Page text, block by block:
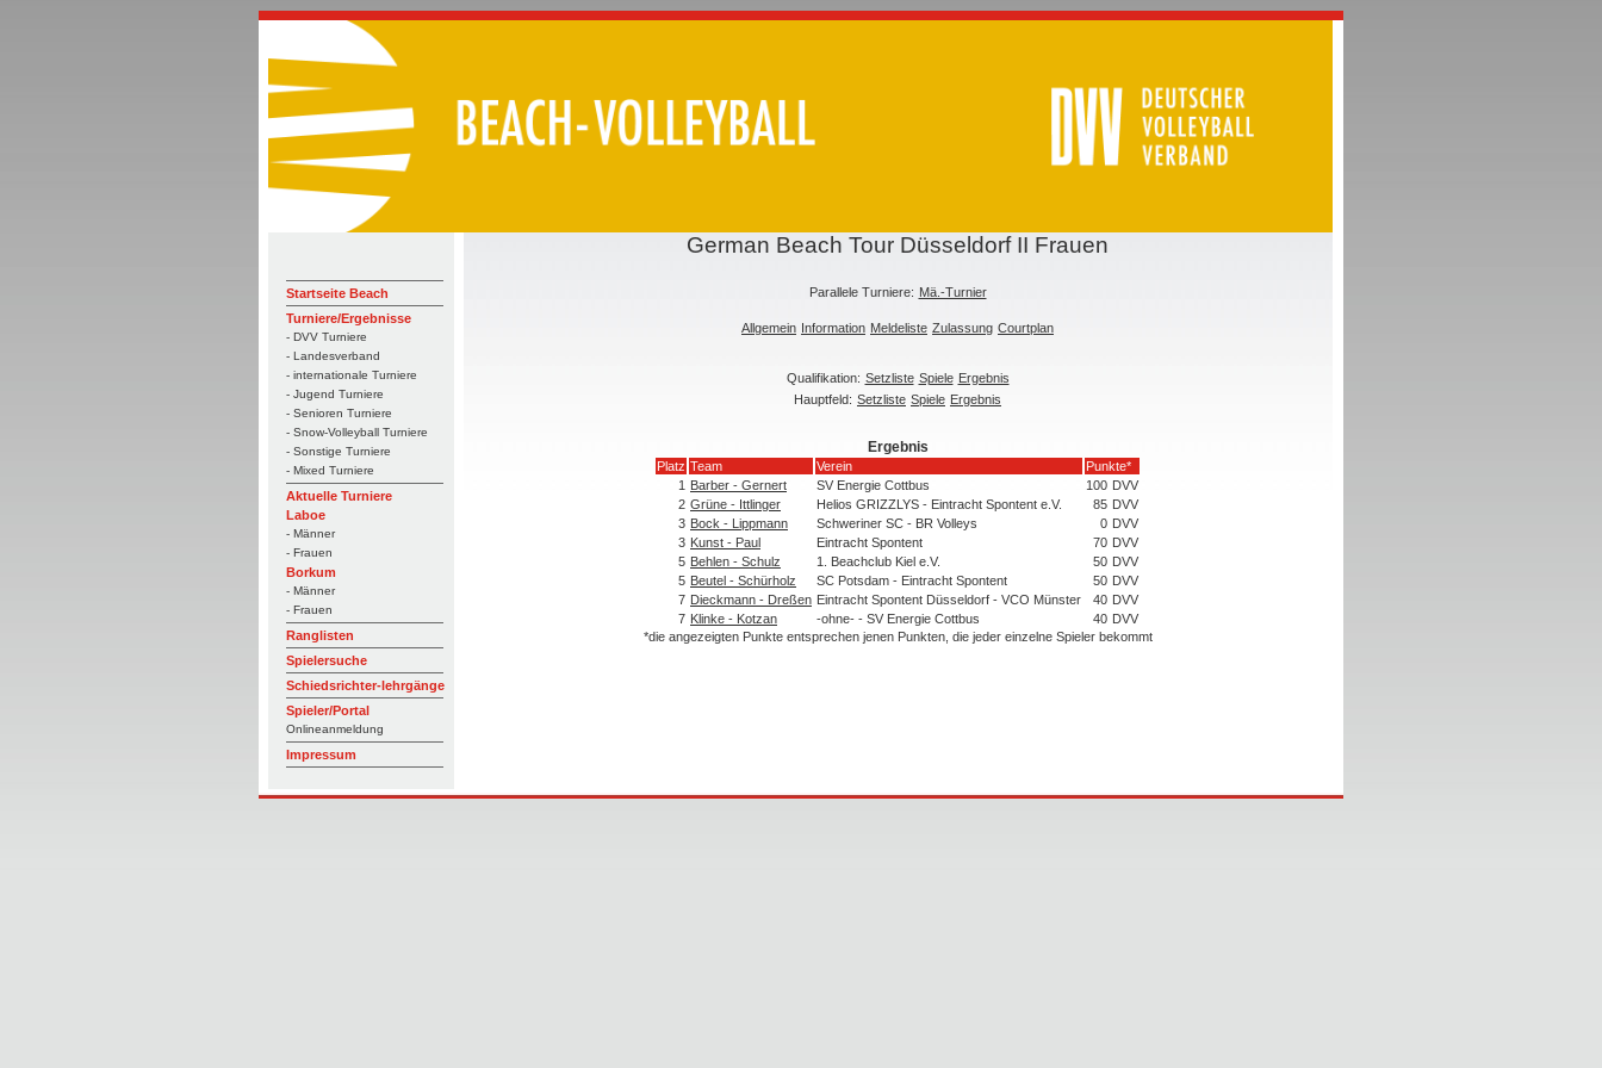
Startseite Beach
Turniere/Ergebnisse
- DVV Turniere
- Landesverband
- internationale Turniere
- Jugend Turniere
- Senioren Turniere
- Snow-Volleyball Turniere
- Sonstige Turniere
- Mixed Turniere
Aktuelle Turniere
Laboe
- Männer
- Frauen
Borkum
- Männer
- Frauen
Ranglisten
Spielersuche
Schiedsrichter-lehrgänge
Spieler/Portal
Onlineanmeldung
Impressum
German Beach Tour Düsseldorf II Frauen
Parallele Turniere: Mä.-Turnier
Allgemein Information Meldeliste Zulassung Courtplan
Qualifikation: Setzliste Spiele Ergebnis
Hauptfeld: Setzliste Spiele Ergebnis
Ergebnis
Platz Team Verein
Punkte*
1 Barber - Gernert SV Energie Cottbus 100 DVV
2 Grüne - Ittlinger Helios GRIZZLYS - Eintracht Spontent e.V. 85 DVV
3 Bock - Lippmann Schweriner SC - BR Volleys 0 DVV
3 Kunst - Paul Eintracht Spontent 70 DVV
5 Behlen - Schulz 1. Beachclub Kiel e.V. 50 DVV
5 Beutel - Schürholz SC Potsdam - Eintracht Spontent 50 DVV
7 Dieckmann - Dreßen Eintracht Spontent Düsseldorf - VCO Münster 40 DVV
7 Klinke - Kotzan -ohne- - SV Energie Cottbus 40 DVV
*die angezeigten Punkte entsprechen jenen Punkten, die jeder einzelne Spieler bekommt